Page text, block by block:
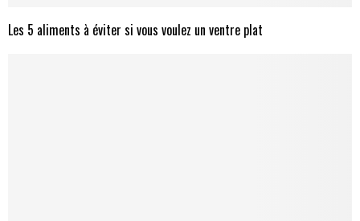
Les 5 aliments à éviter si vous voulez un ventre plat